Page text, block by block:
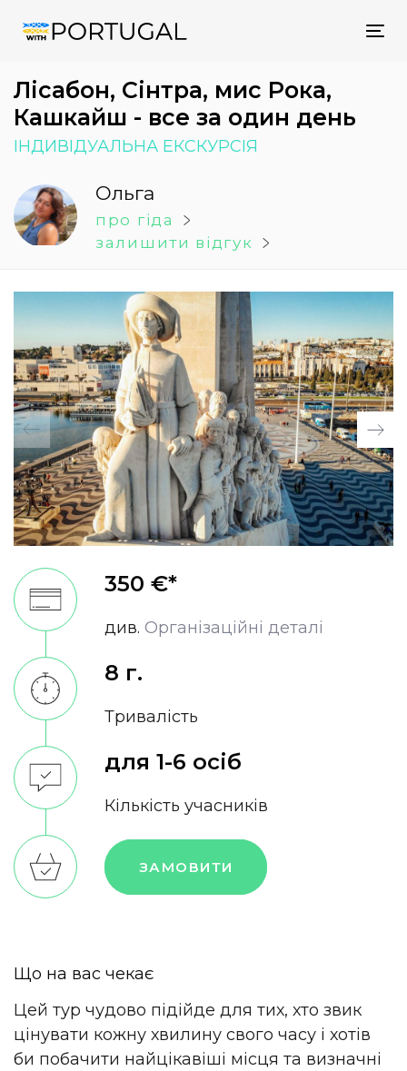
Лісабон, Сінтра, мис Рока,
Кашкайш - все за один день
ІНДИВІДУАЛЬНА ЕКСКУРСІЯ
Ольга
про гіда
залишити відгук
350 €*
див. Організаційні деталі
8 г.
Тривалість
для 1-6 осіб
Кількість учасників
ЗАМОВИТИ
Що на вас чекає
Цей тур чудово підійде для тих, хто звик
цінувати кожну хвилину свого часу і хотів
би побачити найцікавіші місця та визначні